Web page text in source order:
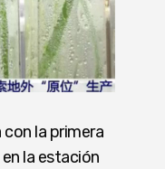
con la primera
la estación